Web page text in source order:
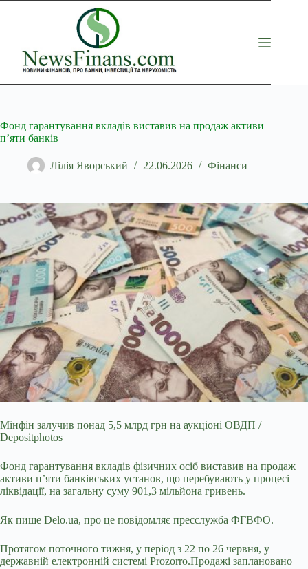
Перейти
Фонд гарантування вкладів виставив на продаж активи
п’яти банків
Лілія Яворський 22.06.2026 Фінанси
Мінфін залучив понад 5,5 млрд грн на аукціоні ОВДП /
Depositphotos
Фонд гарантування вкладів фізичних осіб виставив на продаж
активи п’яти банківських установ, що перебувають у процесі
ліквідації, на загальну суму 901,3 мільйона гривень.
Як пише Delo.ua, про це повідомляє пресслужба ФГВФО.
Протягом поточного тижня, у період з 22 по 26 червня, у
державній електронній системі Prozorro.Продажі заплановано